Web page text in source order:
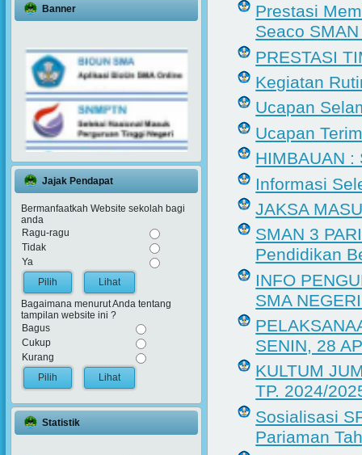
Banner
Jajak Pendapat
Bermanfaatkah Website sekolah bagi
anda
Ragu-ragu
Tidak
Ya
Lihat
Bagaimana menurut Anda tentang
tampilan website ini ?
Bagus
Cukup
Kurang
Lihat
Statistik
Prestasi
Seaco
PRESTASI
Kegiatan
Ucapan
Ucapan
HIMBAUAN
Informasi
JAKSA
SMAN 3
Pendidikan
INFO
SMA
SENIN, 28
KULTUM
TP. 2024/
Sosialisasi
Pariaman